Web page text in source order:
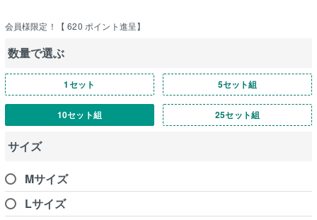
会員様限定！【 620 ポイント進呈】
数量で選ぶ
1セット 5セット組
10セット組 25セット組
サイズ
Mサイズ
Lサイズ